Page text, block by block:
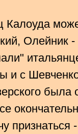
Калоуда
Олейник -
и с
была
признаться